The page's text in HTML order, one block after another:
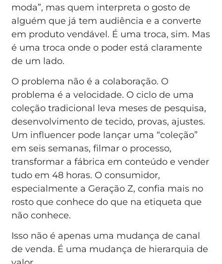
moda”, mas quem interpreta o gosto de
alguém que já tem audiência e a converte
em produto vendável. É uma troca, sim. Mas
é uma troca onde o poder está claramente
de um lado.
O problema não é a colaboração. O
problema é a velocidade. O ciclo de uma
coleção tradicional leva meses de pesquisa,
desenvolvimento de tecido, provas, ajustes.
Um influencer pode lançar uma “coleção”
em seis semanas, filmar o processo,
transformar a fábrica em conteúdo e vender
tudo em 48 horas. O consumidor,
especialmente a Geração Z, confia mais no
rosto que conhece do que na etiqueta que
não conhece.
Isso não é apenas uma mudança de canal
de venda. É uma mudança de hierarquia de